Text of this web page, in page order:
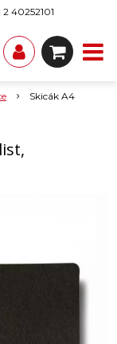
2 40252101
Skicák A4